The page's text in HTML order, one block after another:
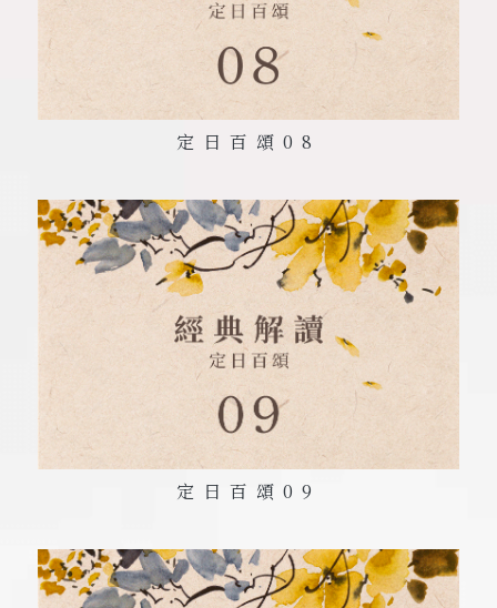
定日百頌 08
定日百頌 09